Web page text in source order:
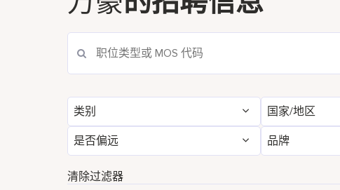
类别 国家/地区
是否偏远 品牌
清除过滤器